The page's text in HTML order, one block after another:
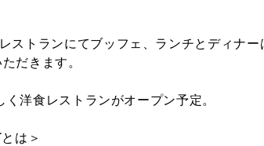
ストランにてブッフェ、ランチとディナ
だきます。
洋食レストランがオープン予定。
は＞